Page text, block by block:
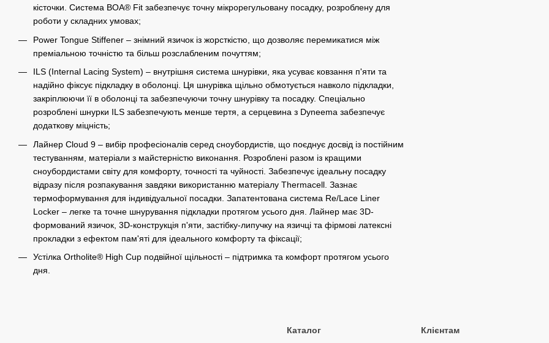
кісточки. Система BOA® Fit забезпечує точну мікрорегульовану посадку, розроблену для
роботи у складних умовах;
Power Tongue Stiffener – знімний язичок із жорсткістю, що дозволяє перемикатися між
преміальною точністю та більш розслабленим почуттям;
ILS (Internal Lacing System) – внутрішня система шнурівки, яка усуває ковзання п'яти та
надійно фіксує підкладку в оболонці. Ця шнурівка щільно обмотується навколо підкладки,
закріплюючи її в оболонці та забезпечуючи точну шнурівку та посадку. Спеціально
розроблені шнурки ILS забезпечують менше тертя, а серцевина з Dyneema забезпечує
додаткову міцність;
Лайнер Cloud 9 – вибір професіоналів серед сноубордистів, що поєднує досвід із постійним
тестуванням, матеріали з майстерністю виконання. Розроблені разом із кращими
сноубордистами світу для комфорту, точності та чуйності. Забезпечує ідеальну посадку
відразу після розпакування завдяки використанню матеріалу Thermacell. Зазнає
термоформування для індивідуальної посадки. Запатентована система Re/Lace Liner
Locker – легке та точне шнурування підкладки протягом усього дня. Лайнер має 3D-
формований язичок, 3D-конструкція п'яти, застібку-липучку на язичці та фірмові латексні
прокладки з ефектом пам'яті для ідеального комфорту та фіксації;
Устілка Ortholite® High Cup подвійної щільності – підтримка та комфорт протягом усього
дня.
Каталог Клієнтам